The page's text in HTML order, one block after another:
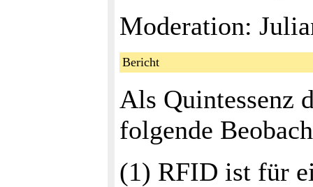
Moderation:
Bericht
Als Quintessenz
folgende
(1) RFID ist für